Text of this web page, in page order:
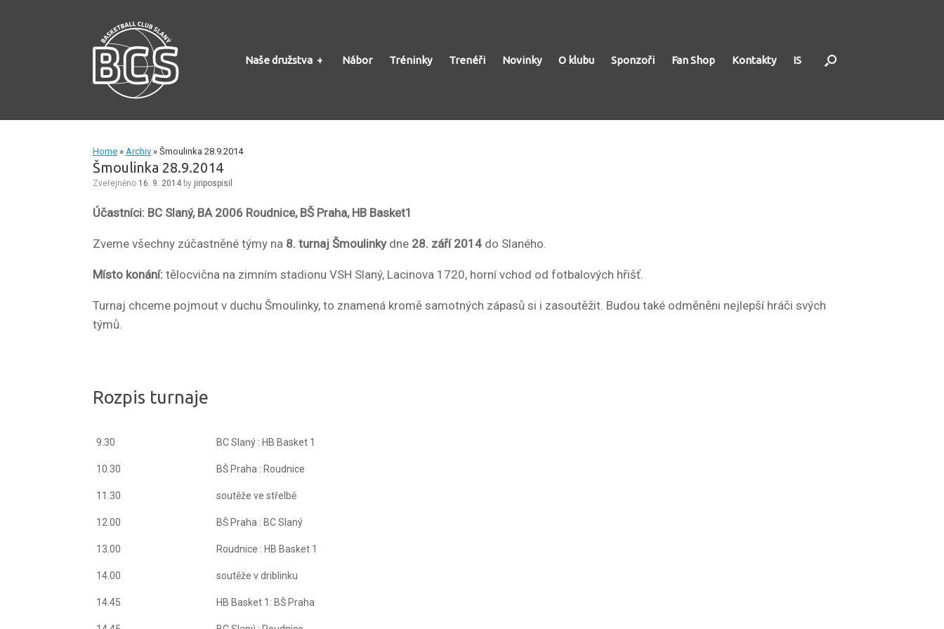
Naše družstva Nábor Tréninky Trenéři Novinky O klubu Sponzoři Fan Shop Kontakty IS
Home » Archiv » Šmoulinka 28.9.2014
Šmoulinka 28.9.2014
Zveřejněno 16. 9. 2014 by jiripospisil
Účastníci: BC Slaný, BA 2006 Roudnice, BŠ Praha, HB Basket1
Zveme všechny zúčastněné týmy na 8. turnaj Šmoulinkydne 28. září 2014 do Slaného.
Místo konání: tělocvična na zimním stadionu VSH Slaný, Lacinova 1720, horní vchod od fotbalových hřišť.
Turnaj chceme pojmout v duchu Šmoulinky, to znamená kromě samotných zápasů si i zasoutěžit. Budou také odměněni nejlepší hráči svých
týmů.
Rozpis turnaje
9.30 BC Slaný : HB Basket 1
10.30 BŠ Praha : Roudnice
11.30 soutěže ve střelbě
12.00 BŠ Praha : BC Slaný
13.00 Roudnice : HB Basket 1
14.00 soutěže v driblinku
14.45 HB Basket 1: BŠ Praha